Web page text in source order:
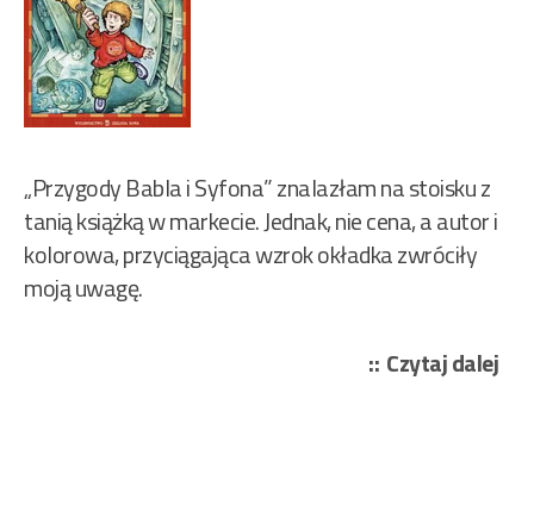
„Przygody Babla i Syfona” znalazłam na stoisku z
tanią książką w markecie. Jednak, nie cena, a autor i
kolorowa, przyciągająca wzrok okładka zwróciły
moją uwagę.
Czytaj dalej